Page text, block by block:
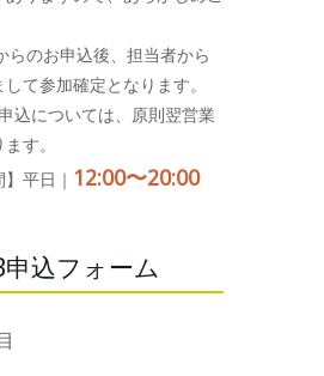
らのお申込後、担当者から
て参加確定となります。
込については、原則翌営業
す。
】平日｜ 12:00〜20:00
申込フォーム